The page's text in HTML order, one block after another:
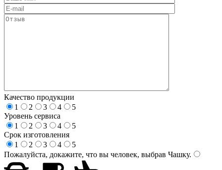
Качество продукции
1
2 3 4
5
Уровень сервиса
1
2 3 4
5
Срок изготовления
1
2 3 4
5
Пожалуйста, докажите, что вы человек, выбрав Чашку.